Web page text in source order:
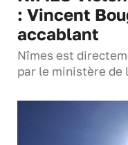
: Vincent
accablant
Nîmes est
par le ministère